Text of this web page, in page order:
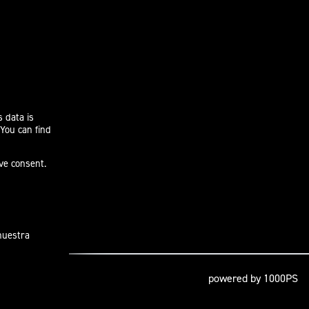
powered by 1000PS
data is
can find
consent.